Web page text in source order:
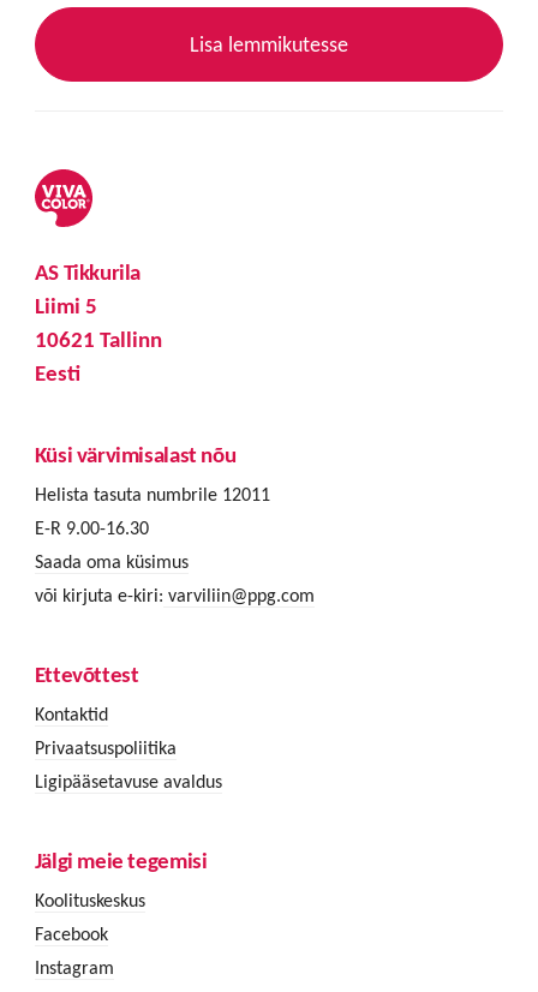
Lisa lemmikutesse
AS Tikkurila
Liimi 5
10621 Tallinn
Eesti
Küsi värvimisalast nõu
Helista tasuta numbrile 12011
E-R 9.00-16.30
Saada oma küsimus
või kirjuta e-kiri: varviliin@ppg.com
Ettevõttest
Kontaktid
Privaatsuspoliitika
Ligipääsetavuse avaldus
Jälgi meie tegemisi
Koolituskeskus
Facebook
Instagram